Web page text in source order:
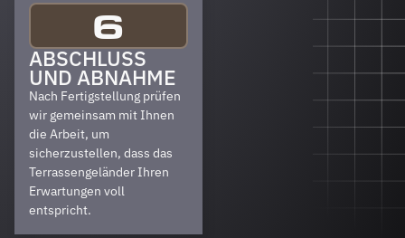
6
ABSCHLUSS
UND ABNAHME
Nach Fertigstellung prüfen
wir gemeinsam mit Ihnen
die Arbeit, um
sicherzustellen, dass das
Terrassengeländer Ihren
Erwartungen voll
entspricht.